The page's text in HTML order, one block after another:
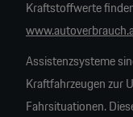
Kraftstoffwerte
Assistenzsysteme
Kraftfahrzeugen zur
Fahrsituationen.